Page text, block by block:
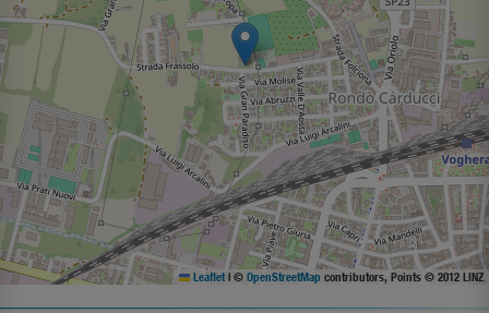
Leaflet | © OpenStreetMap contributors, Points © 2012 LINZ